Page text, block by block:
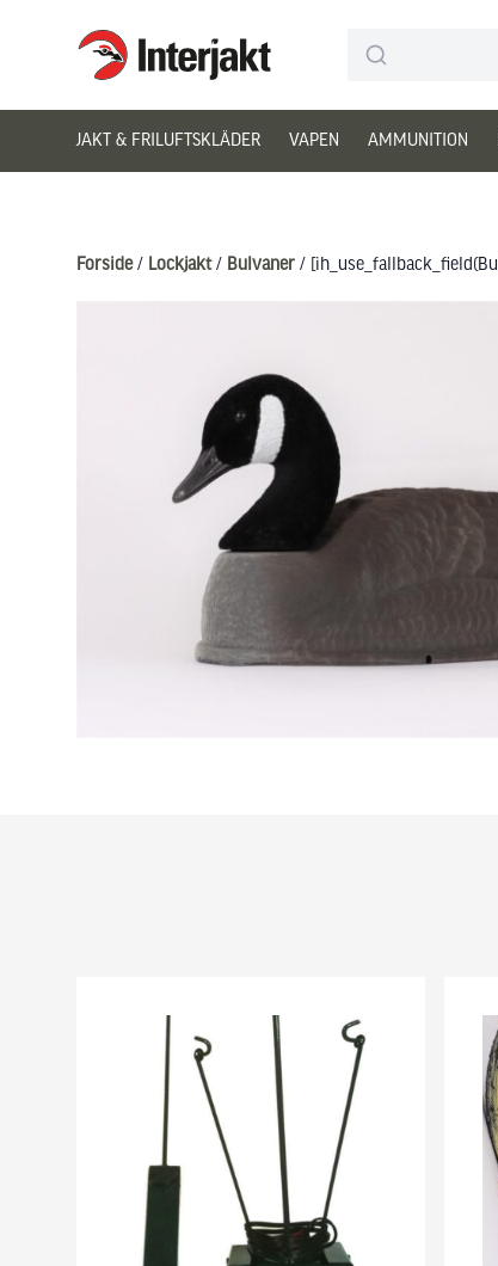
Interjakt DK
JAKT & FRILUFTSKLÄDER VAPEN AMMUNITION
Forside/ Lockjakt/ Bulvaner /